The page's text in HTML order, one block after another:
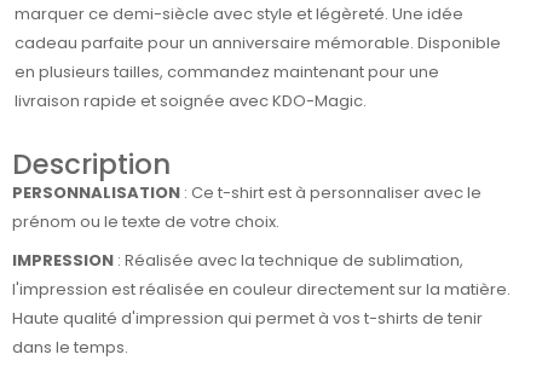
marquer ce demi-siècle avec style et légèreté. Une idée
cadeau parfaite pour un anniversaire mémorable. Disponible
en plusieurs tailles, commandez maintenant pour une
livraison rapide et soignée avec KDO-Magic.
Description
PERSONNALISATION : Ce t-shirt est à personnaliser avec le
prénom ou le texte de votre choix.
IMPRESSION : Réalisée avec la technique de sublimation,
l'impression est réalisée en couleur directement sur la matière.
Haute qualité d'impression qui permet à vos t-shirts de tenir
dans le temps.